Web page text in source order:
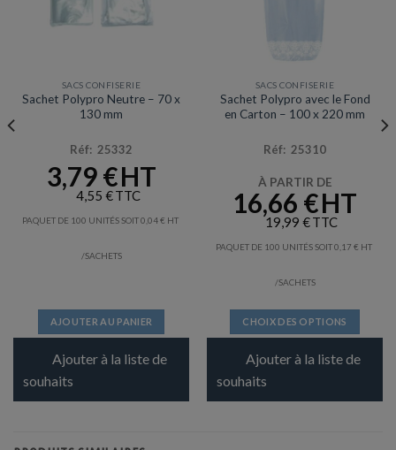
SACS CONFISERIE
Sachet Polypro Neutre – 70 x
130 mm
Réf: 25332
3,79€
4,55 €
PAQUET DE 100 UNITÉS SOIT0,04€
/SACHETS
AJOUTER AU PANIER
Ajouter à la liste de
souhaits
SACS CONFISERIE
Sachet Polypro avec le Fond
en Carton – 100 x 220 mm
Réf: 25310
À PARTIR DE
16,66 €
19,99 €
PAQUET DE 100 UNITÉS SOIT0,17 €
/SACHETS
CHOIX DES OPTIONS
Ce
produit
Ajouter à la liste de
souhaits